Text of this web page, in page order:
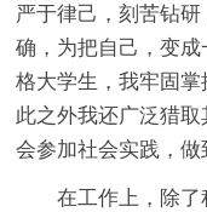
严于律己，刻苦钻
确，为把自己，变
格大学生，我牢固
此之外我还广泛猎
会参加社会实践，做
在工作上，除